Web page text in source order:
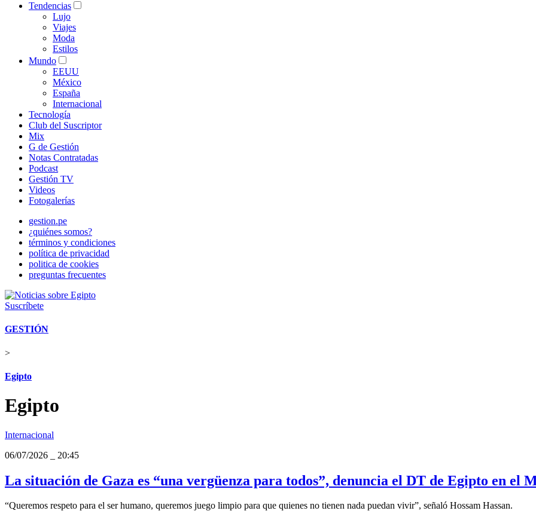
Tendencias
Lujo
Viajes
Moda
Estilos
Mundo
EEUU
México
España
Internacional
Tecnología
Club del Suscriptor
Mix
G de Gestión
Notas Contratadas
Podcast
Gestión TV
Videos
Fotogalerías
gestion.pe
¿quiénes somos?
términos y condiciones
política de privacidad
politica de cookies
preguntas frecuentes
Suscríbete
GESTIÓN
>
Egipto
Egipto
Internacional
06/07/2026
20:45
La situación de Gaza es “una vergüenza para todos”, denuncia el DT de Egipto en el
“Queremos respeto para el ser humano, queremos juego limpio para que quienes no tienen nada puedan vivir”, señaló Hossam Hassan.